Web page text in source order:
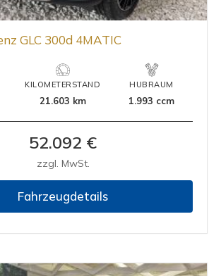
GLC 300d 4MATIC
KILOMETERSTAND
21.603 km
HUBRAUM
1.993 ccm
52.092 €
zzgl. MwSt.
Fahrzeugdetails